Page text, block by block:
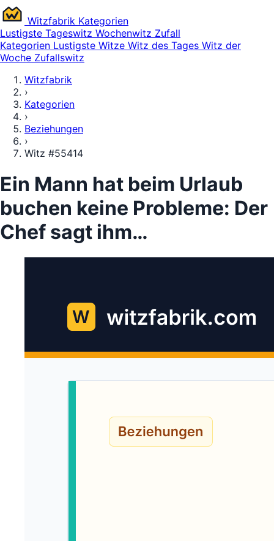
Witzfabrik Kategorien
Lustigste Tageswitz Wochenwitz Zufall
Kategorien Lustigste Witze Witz des Tages Witz der
Woche Zufallswitz
Witzfabrik
›
Kategorien
›
Beziehungen
›
Witz #55414
Ein Mann hat beim Urlaub
buchen keine Probleme: Der
Chef sagt ihm…